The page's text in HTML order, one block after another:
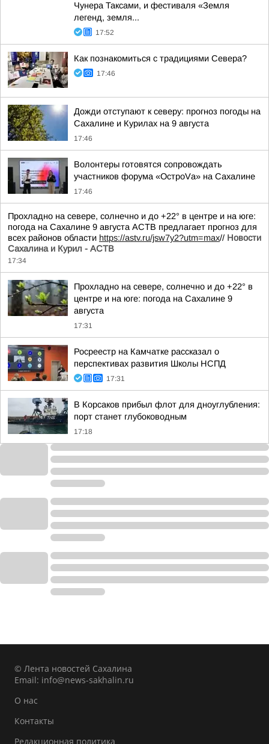
Чунера Таксами, и фестиваля «Земля
легенд, земля...
17:52
Как познакомиться с традициями Севера?
17:46
Дожди отступают к северу: прогноз погоды на
Сахалине и Курилах на 9 августа
17:46
Волонтеры готовятся сопровождать
участников форума «ОстроVа» на Сахалине
17:46
Прохладно на севере, солнечно и до +22° в центре и на юге:
погода на Сахалине 9 августа АСТВ предлагает прогноз для
всех районов области https://astv.ru/jsw7y2?utm=max// Новости
Сахалина и Курил - АСТВ
17:34
Прохладно на севере, солнечно и до +22° в
центре и на юге: погода на Сахалине 9
августа
17:31
Росреестр на Камчатке рассказал о
перспективах развития Школы НСПД
17:31
В Корсаков прибыл флот для дноуглубления:
порт станет глубоководным
17:18
© Лента новостей Сахалина
Email: info@news-sakhalin.ru
О нас
Контакты
Редакционная политика